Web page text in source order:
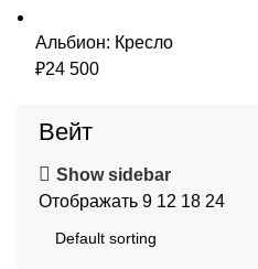
Альбион: Кресло
₽24 500
Вейт
Show sidebar
Отображать 9 12 18 24